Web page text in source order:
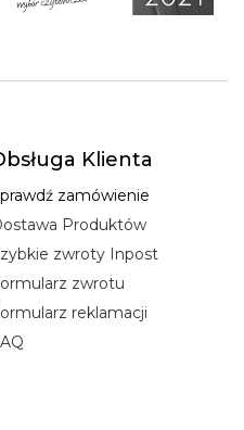
Klienta
zamówienie
Produktów
zwroty Inpost
zwrotu
reklamacji